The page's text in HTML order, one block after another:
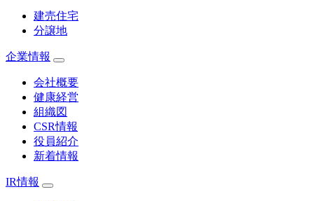
建売住宅
分譲地
企業情報
会社概要
健康経営
組織図
CSR情報
役員紹介
新着情報
IR情報